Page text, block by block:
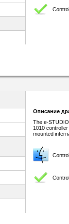
Описание
The e-
1010
mounted